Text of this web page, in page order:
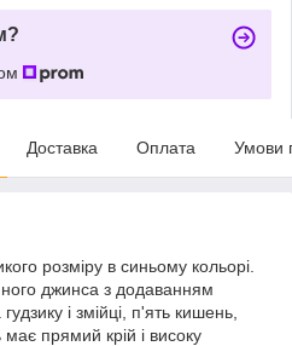
Доставка Оплата Умови
розміру в синьому кольорі.
джинса з додаванням
і змійці, п'ять кишень,
прямий крій і високу